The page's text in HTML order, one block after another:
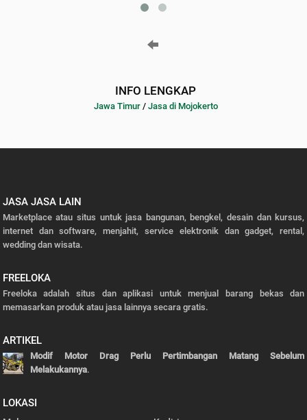
INFO LENGKAP
Jawa Timur/ Jasa di Mojokerto
JASA JASA LAIN
Marketplace atau situs untuk jasa bangunan, bengkel, desain dan kursus,
internet dan software, menjahit, service elektronik dan gadget, rental,
wedding dan wisata.
FREELOKA
Freeloka adalah situs dan aplikasi untuk menjual barang bekas dan
memasarkan produk atau jasa lainnya secara gratis.
ARTIKEL
Modif Motor Drag Perlu Pertimbangan Matang Sebelum
Melakukannya.
LOKASI